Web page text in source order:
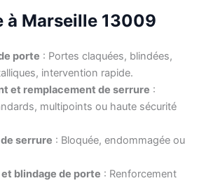
à Marseille 13009
porte : Portes claquées, blindées,
intervention rapide.
et remplacement de serrure :
multipoints ou haute sécurité
serrure : Bloquée, endommagée ou
blindage de porte : Renforcement